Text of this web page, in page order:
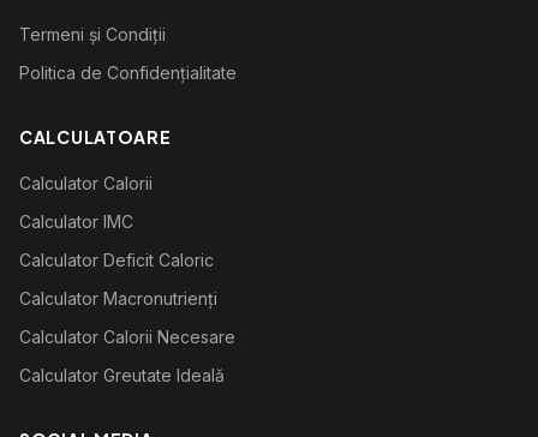
Termeni și Condiții
Politica de Confidențialitate
CALCULATOARE
Calculator Calorii
Calculator IMC
Calculator Deficit Caloric
Calculator Macronutrienți
Calculator Calorii Necesare
Calculator Greutate Ideală